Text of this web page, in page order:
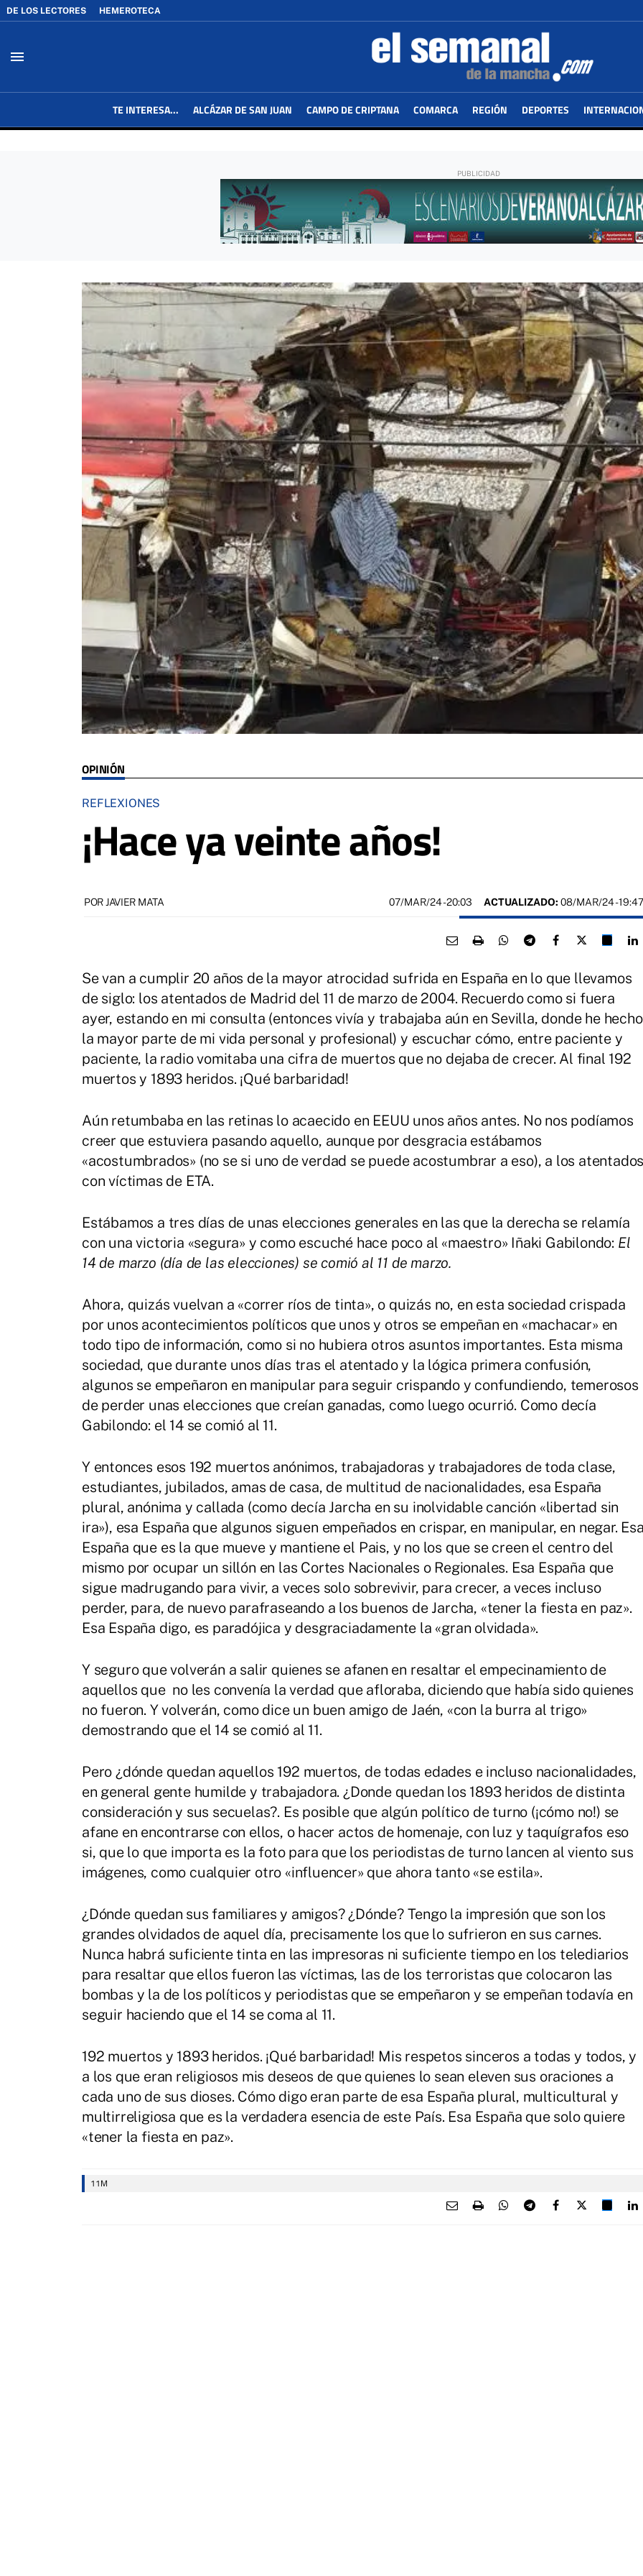
DE LOS LECTORES HEMEROTECA
menu
TE INTERESA... ALCÁZAR DE SAN JUAN CAMPO DE CRIPTANA COMARCA REGIÓN DEPORTES
OPINIÓN
REFLEXIONES
¡Hace ya veinte años!
POR JAVIER MATA 07/MAR/24- 20:03 ACTUALIZADO: 08/MAR/24 - 19:47
Se van a cumplir 20 años de la mayor atrocidad sufrida en España en lo que llevamos
de siglo: los atentados de Madrid del 11 de marzo de 2004. Recuerdo como si fuera
ayer, estando en mi consulta (entonces vivía y trabajaba aún en Sevilla, donde he hecho
la mayor parte de mi vida personal y profesional) y escuchar cómo, entre paciente y
paciente, la radio vomitaba una cifra de muertos que no dejaba de crecer. Al final 192
muertos y 1893 heridos. ¡Qué barbaridad!
Aún retumbaba en las retinas lo acaecido en EEUU unos años antes. No nos podíamos
creer que estuviera pasando aquello, aunque por desgracia estábamos
«acostumbrados» (no se si uno de verdad se puede acostumbrar a eso), a los
con víctimas de ETA.
Estábamos a tres días de unas elecciones generales en las que la derecha se relamía
con una victoria «segura» y como escuché hace poco al «maestro» Iñaki Gabilondo: El
14 de marzo (día de las elecciones) se comió al 11 de marzo.
Ahora, quizás vuelvan a «correr ríos de tinta», o quizás no, en esta sociedad crispada
por unos acontecimientos políticos que unos y otros se empeñan en «machacar» en
todo tipo de información, como si no hubiera otros asuntos importantes. Esta misma
sociedad, que durante unos días tras el atentado y la lógica primera confusión,
algunos se empeñaron en manipular para seguir crispando y confundiendo, temerosos
de perder unas elecciones que creían ganadas, como luego ocurrió. Como decía
Gabilondo: el 14 se comió al 11.
Y entonces esos 192 muertos anónimos, trabajadoras y trabajadores de toda clase,
estudiantes, jubilados, amas de casa, de multitud de nacionalidades, esa España
plural, anónima y callada (como decía Jarcha en su inolvidable canción «libertad sin
ira»), esa España que algunos siguen empeñados en crispar, en manipular, en negar.
España que es la que mueve y mantiene el Pais, y no los que se creen el centro del
mismo por ocupar un sillón en las Cortes Nacionales o Regionales. Esa España que
sigue madrugando para vivir, a veces solo sobrevivir, para crecer, a veces incluso
perder, para, de nuevo parafraseando a los buenos de Jarcha, «tener la fiesta en paz».
Esa España digo, es paradójica y desgraciadamente la «gran olvidada».
Y seguro que volverán a salir quienes se afanen en resaltar el empecinamiento de
aquellos que no les convenía la verdad que afloraba, diciendo que había sido quienes
no fueron. Y volverán, como dice un buen amigo de Jaén, «con la burra al trigo»
demostrando que el 14 se comió al 11.
Pero ¿dónde quedan aquellos 192 muertos, de todas edades e incluso nacionalidades,
en general gente humilde y trabajadora. ¿Donde quedan los 1893 heridos de distinta
consideración y sus secuelas?. Es posible que algún político de turno (¡cómo no!) se
afane en encontrarse con ellos, o hacer actos de homenaje, con luz y taquígrafos eso
si, que lo que importa es la foto para que los periodistas de turno lancen al viento sus
imágenes, como cualquier otro «influencer» que ahora tanto «se estila».
¿Dónde quedan sus familiares y amigos? ¿Dónde? Tengo la impresión que son los
grandes olvidados de aquel día, precisamente los que lo sufrieron en sus carnes.
Nunca habrá suficiente tinta en las impresoras ni suficiente tiempo en los telediarios
para resaltar que ellos fueron las víctimas, las de los terroristas que colocaron las
bombas y la de los políticos y periodistas que se empeñaron y se empeñan todavía en
seguir haciendo que el 14 se coma al 11.
192 muertos y 1893 heridos. ¡Qué barbaridad! Mis respetos sinceros a todas y todos, y
a los que eran religiosos mis deseos de que quienes lo sean eleven sus oraciones a
cada uno de sus dioses. Cómo digo eran parte de esa España plural, multicultural y
multirreligiosa que es la verdadera esencia de este País. Esa España que solo quiere
«tener la fiesta en paz».
11M